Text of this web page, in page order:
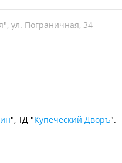
ул. Пограничная, 34
", ТД "Купеческий Дворъ".